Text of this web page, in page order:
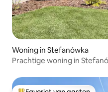
Woning in Stefanówka
Prachtige woning in